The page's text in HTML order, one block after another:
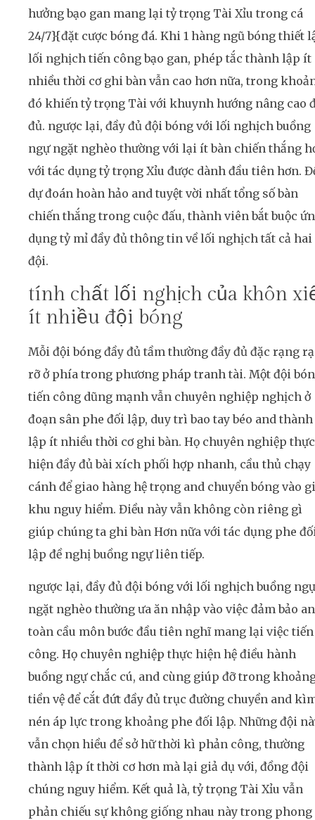
hưởng bạo gan mang lại tỷ trọng Tài Xỉu trong cá
24/7}{đặt cược bóng đá. Khi 1 hàng ngũ bóng thiết
lối nghịch tiến công bạo gan, phép tắc thành lập ít
nhiều thời cơ ghi bàn vẫn cao hơn nữa, trong
đó khiến tỷ trọng Tài với khuynh hướng nâng cao
đủ. ngược lại, đầy đủ đội bóng với lối nghịch buồng
ngự ngặt nghèo thường với lại ít bàn chiến thắng
với tác dụng tỷ trọng Xỉu được dành đầu tiên hơn.
dự đoán hoàn hảo and tuyệt vời nhất tổng số bàn
chiến thắng trong cuộc đấu, thành viên bắt buộc
dụng tỷ mỉ đầy đủ thông tin về lối nghịch tất cả hai
đội.
tính chất lối nghịch của khôn
ít nhiều đội bóng
Mỗi đội bóng đầy đủ tầm thường đầy đủ đặc rạng
rỡ ở phía trong phương pháp tranh tài. Một đội
tiến công dũng mạnh vẫn chuyên nghiệp nghịch ở
đoạn sân phe đối lập, duy trì bao tay béo and thành
lập ít nhiều thời cơ ghi bàn. Họ chuyên nghiệp thực
hiện đầy đủ bài xích phối hợp nhanh, cầu thủ chạy
cánh để giao hàng hệ trọng and chuyển bóng vào
khu nguy hiểm. Điều này vẫn không còn riêng gì
giúp chúng ta ghi bàn Hơn nữa với tác dụng phe
lập đề nghị buồng ngự liên tiếp.
ngược lại, đầy đủ đội bóng với lối nghịch buồng ngự
ngặt nghèo thường ưa ăn nhập vào việc đảm bảo an
toàn cầu môn bước đầu tiên nghĩ mang lại việc tiến
công. Họ chuyên nghiệp thực hiện hệ điều hành
buồng ngự chắc cú, and cùng giúp đỡ trong
tiền vệ để cắt đứt đầy đủ trục đường chuyền and
nén áp lực trong khoảng phe đối lập. Những đội
vẫn chọn hiều để sở hữ thời kì phản công, thường
thành lập ít thời cơ hơn mà lại giả dụ với, đồng đội
chúng nguy hiểm. Kết quả là, tỷ trọng Tài Xỉu vẫn
phản chiếu sự không giống nhau này trong phong